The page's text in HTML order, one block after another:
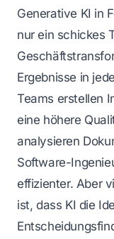
Generative KI in
nur ein schickes
Ergebnisse in
Teams erstellen
eine höhere
analysieren
Software-
effizienter. Aber
ist, dass KI die